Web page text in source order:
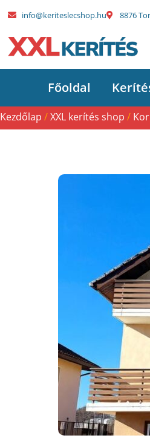
info@keriteslecshop.hu 8876
Főoldal
Kezdőlap /XXL kerítés shop /